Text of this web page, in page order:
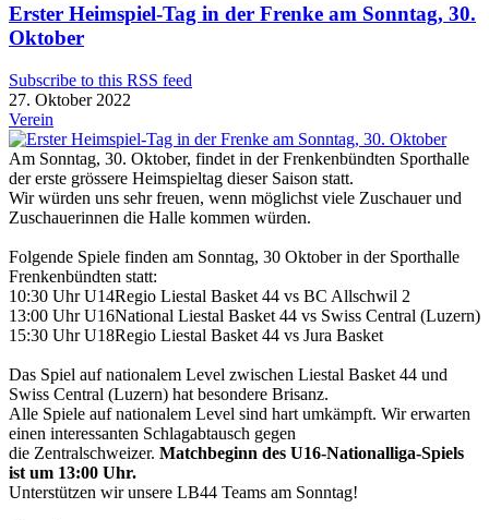
Erster Heimspiel-Tag in der Frenke am Sonntag, 30.
Oktober
Subscribe to this RSS feed
27. Oktober 2022
Verein
Am Sonntag, 30. Oktober, findet in der Frenkenbündten Sporthalle
der erste grössere Heimspieltag dieser Saison statt.
Wir würden uns sehr freuen, wenn möglichst viele Zuschauer und
Zuschauerinnen die Halle kommen würden.
Folgende Spiele finden am Sonntag, 30 Oktober in der Sporthalle
Frenkenbündten statt:
10:30 Uhr U14Regio Liestal Basket 44 vs BC Allschwil 2
13:00 Uhr U16National Liestal Basket 44 vs Swiss Central (Luzern)
15:30 Uhr U18Regio Liestal Basket 44 vs Jura Basket
Das Spiel auf nationalem Level zwischen Liestal Basket 44 und
Swiss Central (Luzern) hat besondere Brisanz.
Alle Spiele auf nationalem Level sind hart umkämpft. Wir erwarten
einen interessanten Schlagabtausch gegen
die Zentralschweizer. Matchbeginn des U16-Nationalliga-Spiels
ist um 13:00 Uhr.
Unterstützen wir unsere LB44 Teams am Sonntag!